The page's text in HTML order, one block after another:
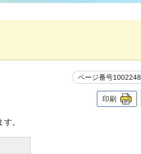
ページ番号1002248
印刷
。